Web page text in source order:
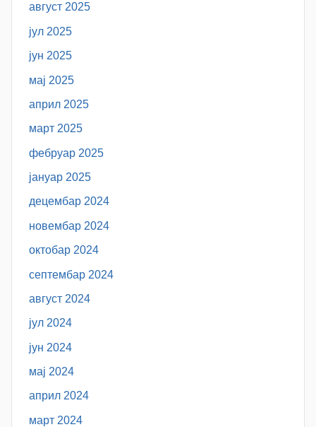
август 2025
јул 2025
јун 2025
мај 2025
април 2025
март 2025
фебруар 2025
јануар 2025
децембар 2024
новембар 2024
октобар 2024
септембар 2024
август 2024
јул 2024
јун 2024
мај 2024
април 2024
март 2024